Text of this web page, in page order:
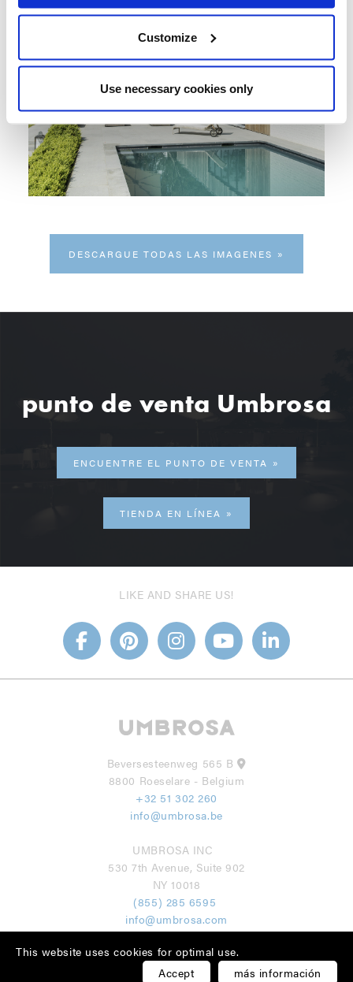
Customize
Use necessary cookies only
This website uses cookies for optimal use.
Accept
más información
DESCARGUE TODAS LAS IMAGENES
punto de venta Umbrosa
ENCUENTRE EL PUNTO DE VENTA
TIENDA EN LÍNEA
LIKE AND SHARE US!
Beversesteenweg 565 B
8800 Roeselare - Belgium
+32 51 302 260
info@umbrosa.be
UMBROSA INC
530 7th Avenue, Suite 902
NY 10018
(855) 285 6595
info@umbrosa.com